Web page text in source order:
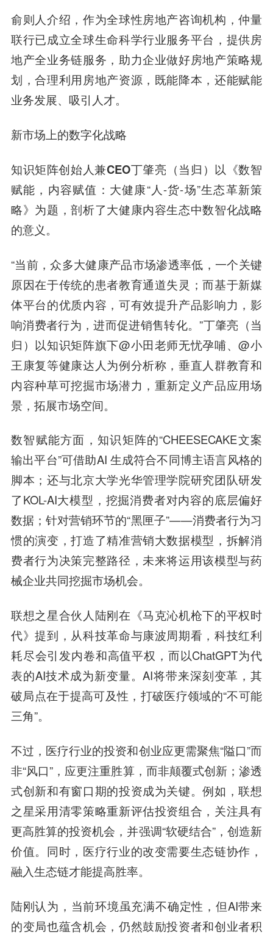
俞则人介绍，作为全球性房地产咨询机构，仲量
联行已成立全球生命科学行业服务平台，提供房
地产全业务链服务，助力企业做好房地产策略规
划，合理利用房地产资源，既能降本，还能赋能
业务发展、吸引人才。
新市场上的数字化战略
知识矩阵创始人兼CEO丁肇亮（当归） 以《数智
赋能，内容赋值：大健康“人-货-场”生态革新策
略》为题，剖析了大健康内容生态中数智化战略
的意义。
“当前，众多大健康产品市场渗透率低，一个关键
原因在于传统的患者教育通道失灵；而基于新媒
体平台的优质内容，可有效提升产品影响力，影
响消费者行为，进而促进销售转化。”丁肇亮（当
归）以知识矩阵旗下@小田老师无忧孕哺、@小
王康复等健康达人为例分析称，垂直人群教育和
内容种草可挖掘市场潜力，重新定义产品应用场
景，拓展市场空间。
数智赋能方面，知识矩阵的“CHEESECAKE文案
输出平台”可借助AI 生成符合不同博主语言风格的
脚本；还与北京大学光华管理学院研究团队研发
了KOL-AI大模型，挖掘消费者对内容的底层偏好
数据；针对营销环节的“黑匣子”——消费者行为习
惯的演变，打造了精准营销大数据模型，拆解消
费者行为决策完整路径，未来将运用该模型与药
械企业共同挖掘市场机会。
联想之星合伙人陆刚在《马克沁机枪下的平权时
代》提到，从科技革命与康波周期看，科技红利
耗尽会引发内卷和高值平权，而以ChatGPT为代
表的AI技术成为新变量。AI将带来深刻变革，其
破局点在于提高可及性，打破医疗领域的“不可能
三角”。
不过，医疗行业的投资和创业应更需聚焦“隘口”而
非“风口”，应更注重胜算，而非颠覆式创新；渗透
式创新和有窗口期的投资成为关键。例如，联想
之星采用清零策略重新评估投资组合，关注具有
更高胜算的投资机会，并强调“软硬结合”，创造新
价值。同时，医疗行业的改变需要生态链协作，
融入生态链才能提高胜率。
陆刚认为，当前环境虽充满不确定性，但AI带来
的变局也蕴含机会，仍然鼓励投资者和创业者积